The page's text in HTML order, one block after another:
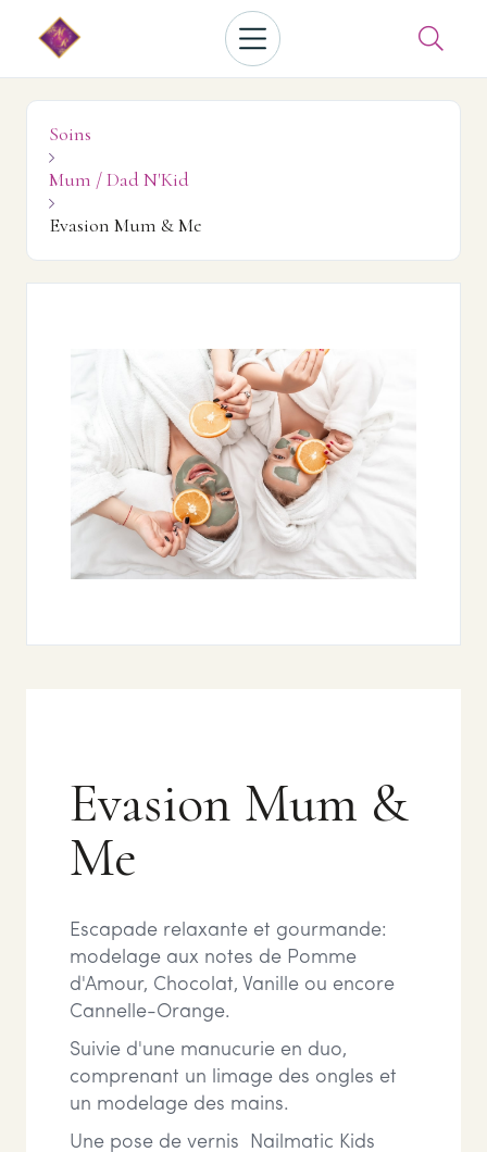

Soins

Mum / Dad N'Kid

Evasion Mum & Me
Evasion Mum &
Me
Escapade relaxante et gourmande:
modelage aux notes de Pomme
d'Amour, Chocolat, Vanille ou encore
Cannelle-Orange.
Suivie d'une manucurie en duo,
comprenant un limage des ongles et
un modelage des mains.
Une pose de vernis Nailmatic Kids